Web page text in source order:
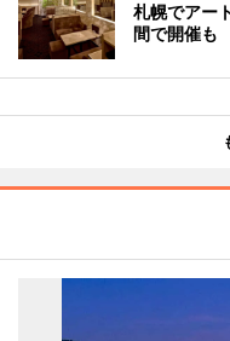
札幌でアー
間で開催も